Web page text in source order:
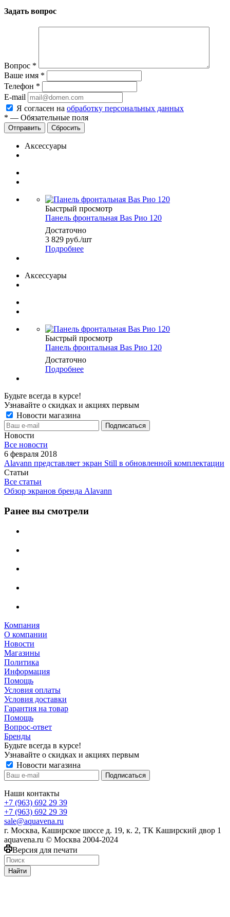
Задать вопрос
Вопрос *
Ваше имя *
Телефон *
E-mail
Я согласен на обработку персональных данных
* — Обязательные поля
Сбросить
Аксессуары
Быстрый просмотр
Панель фронтальная Bas Рио 120
Достаточно
3 829 руб./шт
Подробнее
Аксессуары
Быстрый просмотр
Панель фронтальная Bas Рио 120
Достаточно
Подробнее
Будьте всегда в курсе!
Узнавайте о скидках и акциях первым
Новости магазина
Новости
Все новости
6 февраля 2018
Alavann представляет экран Still в обновленной комплектации
Статьи
Все статьи
Обзор экранов бренда Alavann
Ранее вы смотрели
Компания
О компании
Новости
Магазины
Политика
Информация
Помощь
Условия оплаты
Условия доставки
Гарантия на товар
Помощь
Вопрос-ответ
Бренды
Будьте всегда в курсе!
Узнавайте о скидках и акциях первым
Новости магазина
Наши контакты
+7 (963) 692 29 39
+7 (963) 692 29 39
sale@aquavena.ru
г. Москва, Каширское шоссе д. 19, к. 2, ТК Каширский двор 1
aquavena.ru © Москва 2004-2024
Версия для печати
Найти